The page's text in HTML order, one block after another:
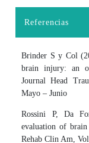
Referencias
Brinder S y Col
brain injury: an
Journal Head
Mayo – Junio
Rossini P, Da
evaluation of
Rehab Clin Am,